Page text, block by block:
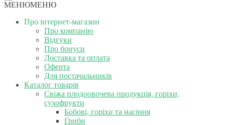
МЕНЮМЕНЮ
Про інтернет-магазин
Про компанію
Відгуки
Про бонуси
Доставка та оплата
Оферта
Для постачальників
Каталог товарів
Свіжа плодоовочева продукція, горіхи,
сухофрукти
Бобові, горіхи та насіння
Гриби